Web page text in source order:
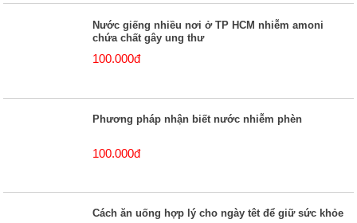
Nước giếng nhiều nơi ở TP HCM nhiễm amoni
chứa chất gây ung thư
100.000đ
Phương pháp nhận biết nước nhiễm phèn
100.000đ
Cách ăn uống hợp lý cho ngày têt để giữ sức khỏe